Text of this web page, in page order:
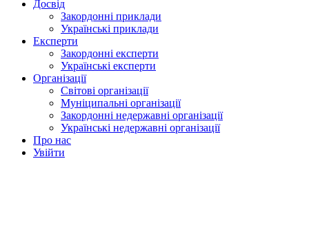
Досвід
Закордонні приклади
Українські приклади
Експерти
Закордонні експерти
Українські експерти
Організації
Світові організації
Муніципальні організації
Закордонні недержавні організації
Українські недержавні організації
Про нас
Увійти